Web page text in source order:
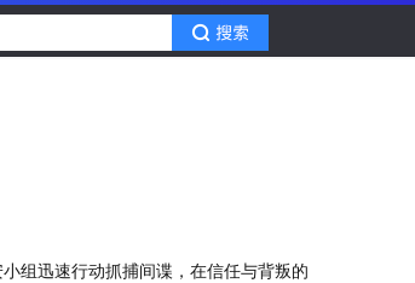
组迅速行动抓捕间谍，在信任与背叛的